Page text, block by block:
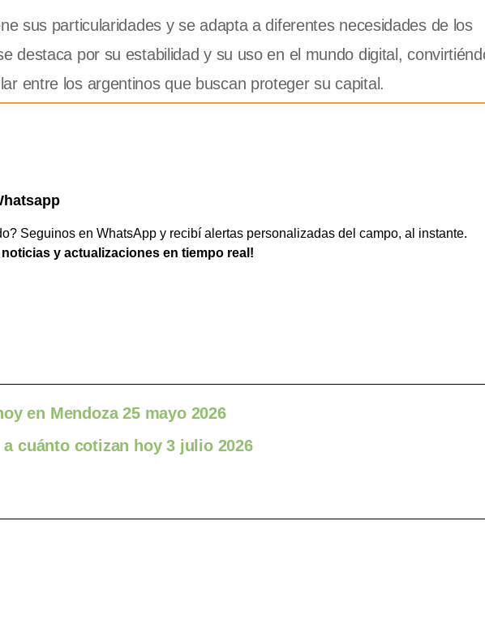
sus particularidades y se adapta a diferentes necesidades de los
destaca por su estabilidad y su uso en el mundo digital,
entre los argentinos que buscan proteger su capital.
Seguinos en WhatsApp y recibí alertas personalizadas del campo, al instante.
y actualizaciones en tiempo real!
en Mendoza 25 mayo 2026
cuánto cotizan hoy 3 julio 2026